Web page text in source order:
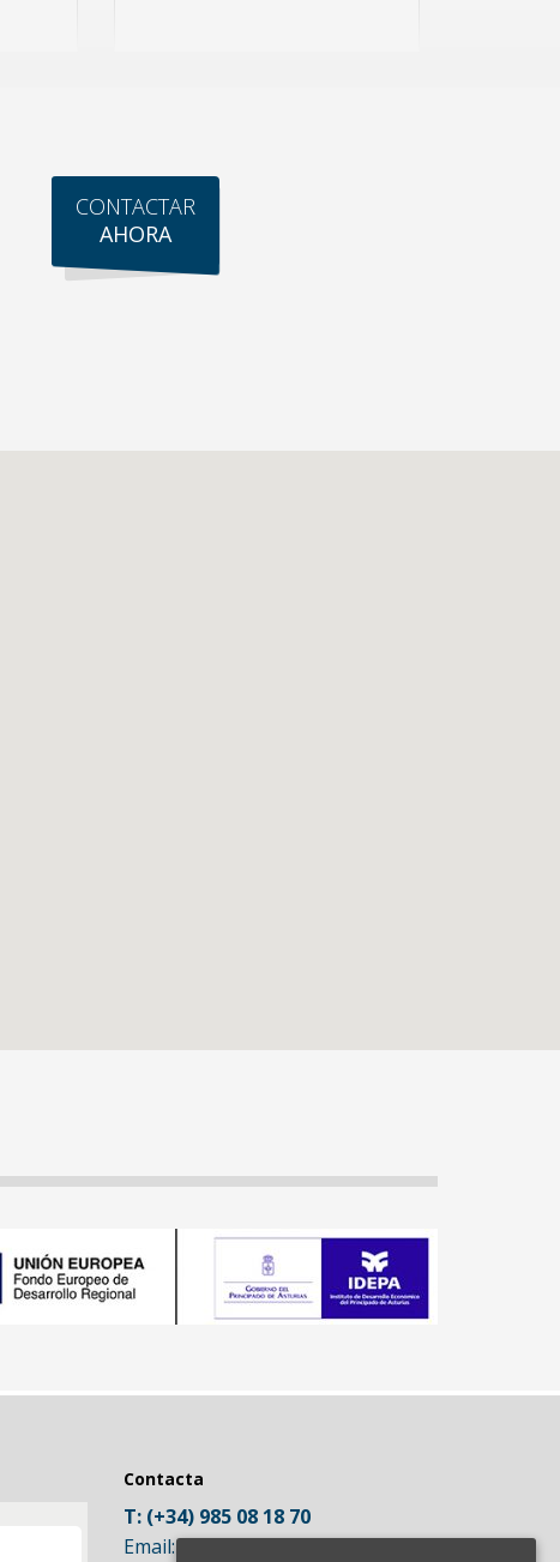
CONTACTAR
AHORA
Contacta
T: (+34) 985 08 18 70
Email:info.iberia@mgl-intl.com